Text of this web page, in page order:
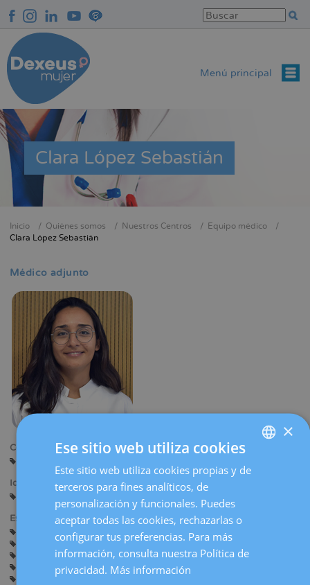
contenido
principal
Menú principal
Clara López Sebastián
Sobrescribir
de
ayuda
la
navegación
Inicio Quiénes somos Nuestros Centros
Equipo médico
Clara López Sebastián
Médico adjunto
Centros:
Idiomas:
Catalán
Especialidades:
Asesoramiento antes del Embarazo
Embarazo y Parto
Ginecología General
Suelo Pélvico (Uroginecología)
Cirugía Ginecológica
Miomas, quistes de ovario y enfermedades de los anexos
Infecciones de transmisión sexual
SPANISH
×
Ese sitio web utiliza cookies
Este sitio web utiliza cookies propias y de
terceros para fines analíticos, de
personalización y funcionales. Puedes
aceptar todas las cookies, rechazarlas o
configurar tus preferencias. Para más
información, consulta nuestra Política de
privacidad. Más información